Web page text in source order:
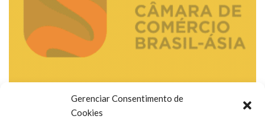
Gerenciar Consentimento de
Cookies